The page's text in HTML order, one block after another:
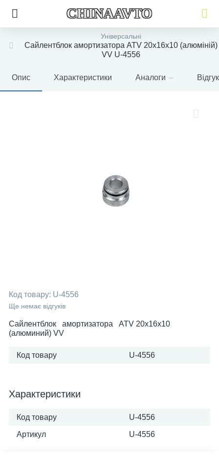
CHINAAVTO
Універсальні
Сайлентблок амортизатора ATV 20х16х10 (алюміній)
VV U-4556
Опис Характеристики Аналоги
Код товару: U-4556
Ще немає відгуків
Сайлентблок амортизатора ATV 20х16х10
(алюминий) VV
Код товару U-4556
Характеристики
Код товару U-4556
Артикул U-4556